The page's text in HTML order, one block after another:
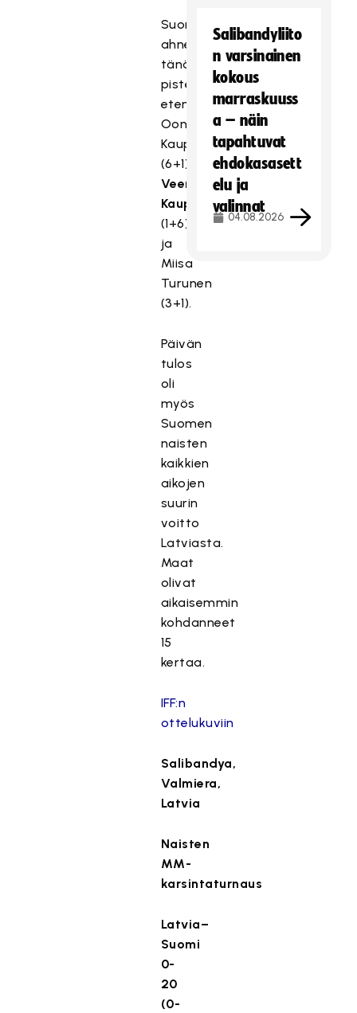
Suomalaisista
ahnehtivat
tänään
pisteitä
etenkin
Oona
Kauppi
(6+1),
Veera
Kauppi
(1+6)
ja
Miisa
Turunen
(3+1).
Päivän
tulos
oli
myös
Suomen
naisten
kaikkien
aikojen
suurin
voitto
Latviasta.
Maat
olivat
aikaisemmin
kohdanneet
15
kertaa.
IFF:n
ottelukuviin
Salibandya,
Valmiera,
Latvia
Naisten
MM-
karsintaturnaus
Latvia–
Suomi
0-
20
(0-
Salibandyliito
n varsinainen
kokous
marraskuuss
a – näin
tapahtuvat
ehdokasasett
elu ja
valinnat
04.08.2026